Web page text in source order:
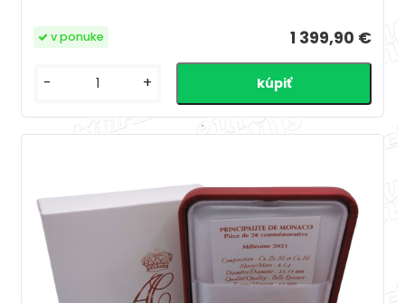
1 399,90 €
v ponuke
- +